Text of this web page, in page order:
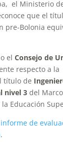
el Ministerio
que el
pre-Bolonia
el Consejo de
respecto a la
título de
nivel 3del
Educación
informe de
.